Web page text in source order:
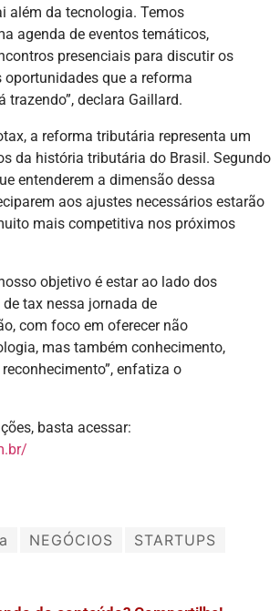
além da tecnologia. Temos
agenda de eventos temáticos,
presenciais para discutir os
oportunidades que a reforma
trazendo”, declara Gaillard.
a reforma tributária representa um
da história tributária do Brasil. Segundo
entenderem a dimensão dessa
aos ajustes necessários estarão
mais competitiva nos próximos
objetivo é estar ao lado dos
tax nessa jornada de
com foco em oferecer não
mas também conhecimento,
enfatiza o
basta acessar:
NEGÓCIOS
STARTUPS